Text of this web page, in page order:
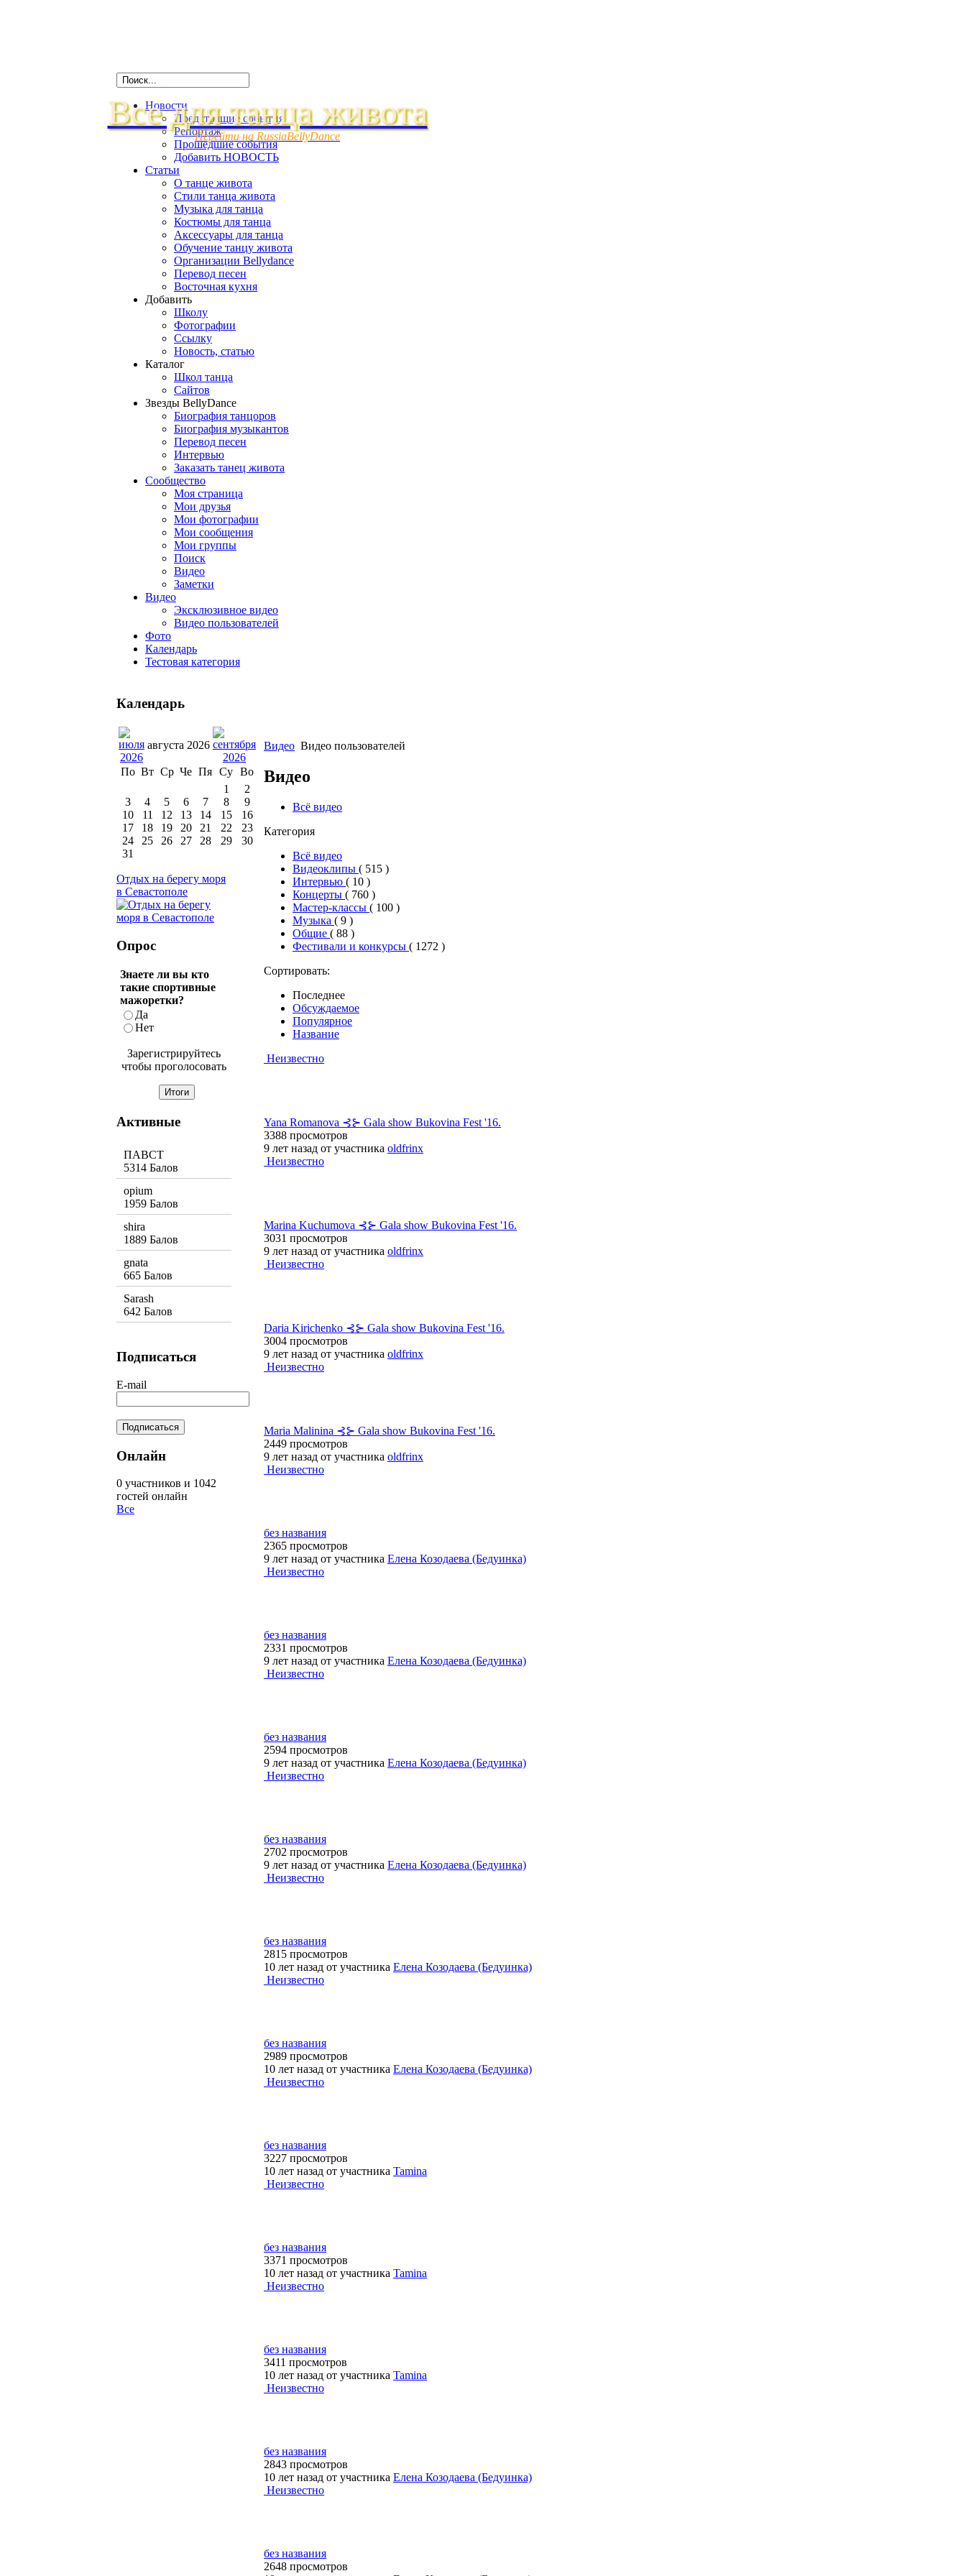
Все для танца живота
Перейти на RussiaBellyDance
Новости
Предстоящие события
Репортаж
Прошедшие события
Добавить НОВОСТЬ
Статьи
О танце живота
Стили танца живота
Музыка для танца
Костюмы для танца
Аксессуары для танца
Обучение танцу живота
Организации Bellydance
Перевод песен
Восточная кухня
Добавить
Школу
Фотографии
Ссылку
Новость, статью
Каталог
Школ танца
Сайтов
Звезды BellyDance
Биография танцоров
Биография музыкантов
Перевод песен
Интервью
Заказать танец живота
Сообщество
Моя страница
Мои друзья
Мои фотографии
Мои сообщения
Мои группы
Поиск
Видео
Заметки
Видео
Эксклюзивное видео
Видео пользователей
Фото
Календарь
Тестовая категория
Видео Видео пользователей
Видео
Всё видео
Категория
Всё видео
Видеоклипы ( 515 )
Интервью ( 10 )
Концерты ( 760 )
Мастер-классы ( 100 )
Музыка ( 9 )
Общие ( 88 )
Фестивали и конкурсы ( 1272 )
Сортировать:
Последнее
Обсуждаемое
Популярное
Название
Неизвестно
Yana Romanova ⊰⊱ Gala show Bukovina Fest '16.
3388 просмотров
9 лет назад от участника oldfrinx
Неизвестно
Marina Kuchumova ⊰⊱ Gala show Bukovina Fest '16.
3031 просмотров
9 лет назад от участника oldfrinx
Неизвестно
Daria Kirichenko ⊰⊱ Gala show Bukovina Fest '16.
3004 просмотров
9 лет назад от участника oldfrinx
Неизвестно
Maria Malinina ⊰⊱ Gala show Bukovina Fest '16.
2449 просмотров
9 лет назад от участника oldfrinx
Неизвестно
без названия
2365 просмотров
9 лет назад от участника Елена Козодаева (Бедуинка)
Неизвестно
без названия
2331 просмотров
9 лет назад от участника Елена Козодаева (Бедуинка)
Неизвестно
без названия
2594 просмотров
9 лет назад от участника Елена Козодаева (Бедуинка)
Неизвестно
без названия
2702 просмотров
9 лет назад от участника Елена Козодаева (Бедуинка)
Неизвестно
без названия
2815 просмотров
10 лет назад от участника Елена Козодаева (Бедуинка)
Неизвестно
без названия
2989 просмотров
10 лет назад от участника Елена Козодаева (Бедуинка)
Неизвестно
без названия
3227 просмотров
10 лет назад от участника Tamina
Неизвестно
без названия
3371 просмотров
10 лет назад от участника Tamina
Неизвестно
без названия
3411 просмотров
10 лет назад от участника Tamina
Неизвестно
без названия
2843 просмотров
10 лет назад от участника Елена Козодаева (Бедуинка)
Неизвестно
без названия
2648 просмотров
Календарь
августа 2026
По Вт Ср Че Пя Су Во
1
2
3
4 5 6 7 8
9
10
11 12 13 14 15
16
17
18 19 20 21 22
23
24
25 26 27 28 29
30
31
Отдых на берегу моря
в Севастополе
Опрос
Знаете ли вы кто
такие спортивные
мажоретки?
Да
Нет
Зарегистрируйтесь
чтобы проголосовать
Активные
ПАВСТ
5314 Балов
opium
1959 Балов
shira
1889 Балов
gnata
665 Балов
Sarash
642 Балов
Подписаться
E-mail
Онлайн
0 участников и 1042
гостей онлайн
Все